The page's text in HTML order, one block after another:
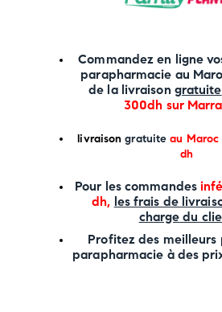
Commandez en ligne
parapharmacie au
de la livraison gratuite
300dh sur
livraison gratuite au Maroc
dh
Pour les commandes
dh, les frais de
charge du
Profitez des meilleurs
parapharmacie à des